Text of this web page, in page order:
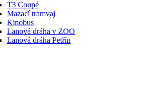
T3 Coupé
Mazací tramvaj
Kinobus
Lanová dráha v ZOO
Lanová dráha Petřín